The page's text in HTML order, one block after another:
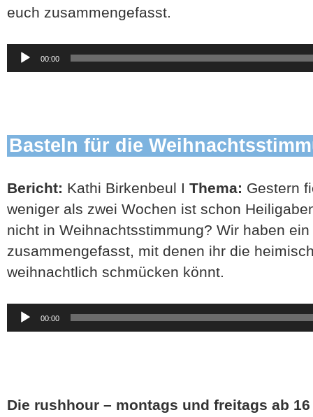
euch zusammengefasst.
Audio-
Player
00:00
Basteln für die
Bericht: Kathi Birkenbeul I Thema: Gestern
weniger als zwei Wochen ist schon
nicht in Weihnachtsstimmung? Wir haben
zusammengefasst, mit denen ihr die
weihnachtlich schmücken könnt.
Audio-
Player
00:00
Die rushhour – montags und freitags ab 16